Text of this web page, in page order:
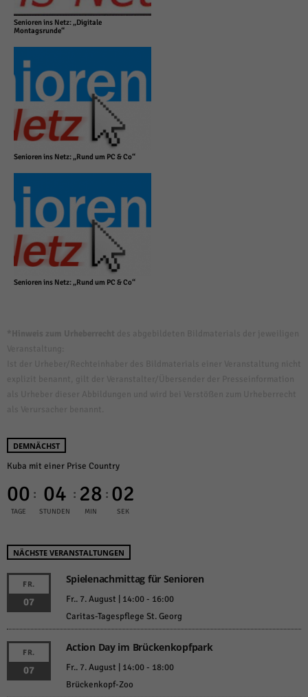
Senioren ins Netz: „Digitale
Montagsrunde“
Senioren ins Netz: „Rund um PC & Co“
Senioren ins Netz: „Rund um PC & Co“
DEMNÄCHST
Kuba mit einer Prise Country
00
TAGE
: 04
STUNDEN
: 28
MIN
: 02
SEK
NÄCHSTE VERANSTALTUNGEN
FR.
07
Spielenachmittag für Senioren
Fr.. 7. August | 14:00- 16:00
Caritas-Tagespflege St. Georg
FR.
07
Action Day im Brückenkopfpark
Fr.. 7. August | 14:00- 18:00
Brückenkopf-Zoo